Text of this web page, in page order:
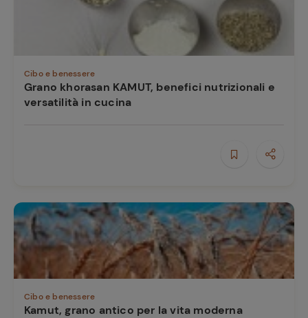
Cibo e benessere
Grano khorasan KAMUT, benefici nutrizionali e
versatilità in cucina
Cibo e benessere
Kamut, grano antico per la vita moderna